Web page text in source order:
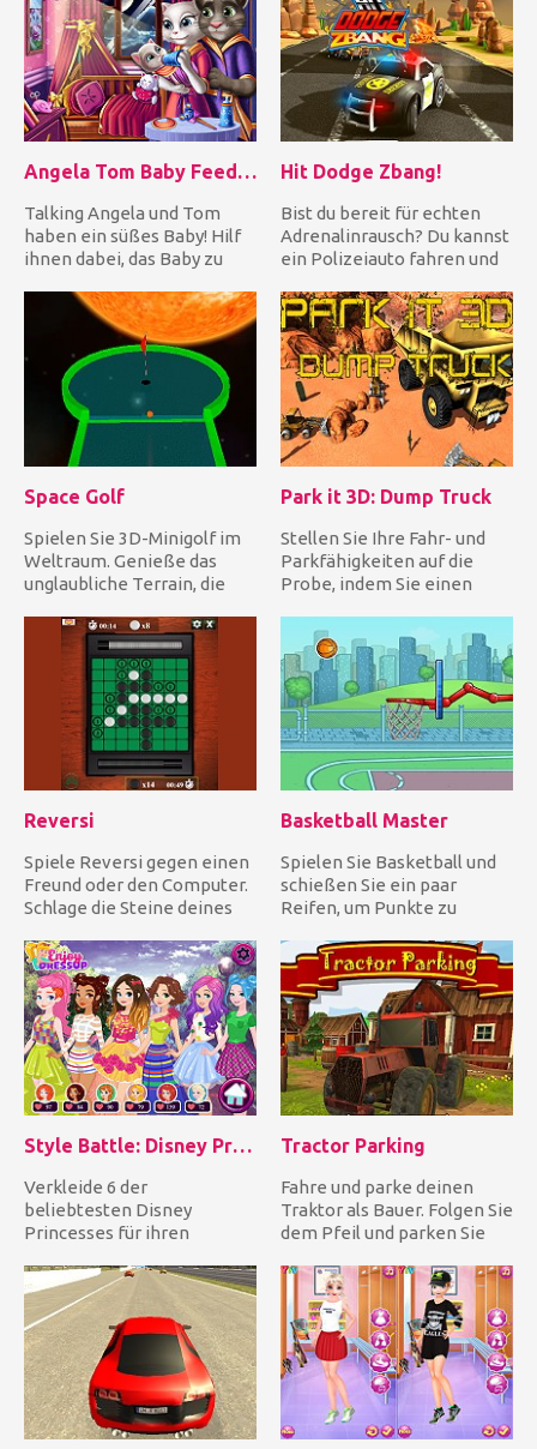
Angela Tom Baby Feeding
Talking Angela und Tom
haben ein süßes Baby! Hilf
ihnen dabei, das Baby zu
Hit Dodge Zbang!
Bist du bereit für echten
Adrenalinrausch? Du kannst
ein Polizeiauto fahren und
Space Golf
Spielen Sie 3D-Minigolf im
Weltraum. Genieße das
unglaubliche Terrain, die
Park it 3D: Dump Truck
Stellen Sie Ihre Fahr- und
Parkfähigkeiten auf die
Probe, indem Sie einen
Reversi
Spiele Reversi gegen einen
Freund oder den Computer.
Schlage die Steine ​​deines
Basketball Master
Spielen Sie Basketball und
schießen Sie ein paar
Reifen, um Punkte zu
Style Battle: Disney Princesses
Verkleide 6 der
beliebtesten Disney
Princesses für ihren
sich von Rock-Outf...
Tractor Parking
Fahre und parke deinen
Traktor als Bauer. Folgen Sie
dem Pfeil und parken Sie